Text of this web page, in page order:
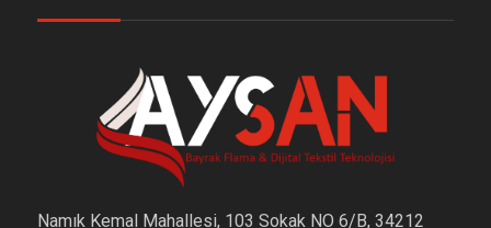
Namık Kemal Mahallesi, 103 Sokak NO 6/B, 34212